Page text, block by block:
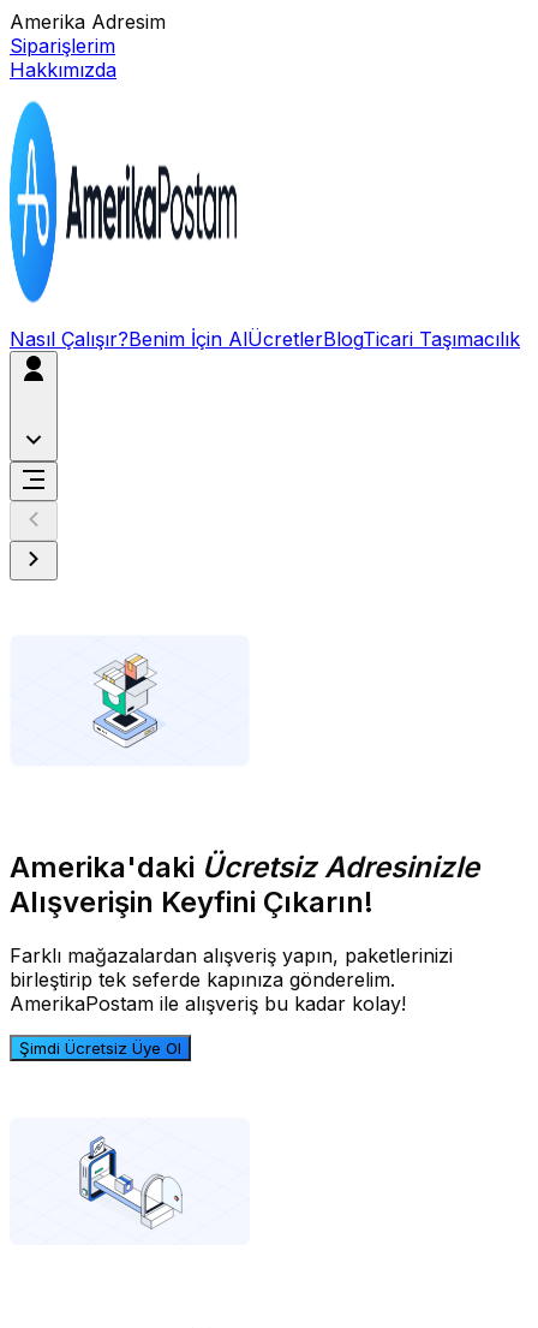
Amerika Adresim
Siparişlerim
Hakkımızda
Nasıl Çalışır?Benim İçin AlÜcretlerBlogTicari Taşımacılık
Amerika'daki Ücretsiz Adresinizle
Alışverişin Keyfini Çıkarın!
Farklı mağazalardan alışveriş yapın, paketlerinizi
birleştirip tek seferde kapınıza gönderelim.
AmerikaPostam ile alışveriş bu kadar kolay!
Şimdi Ücretsiz Üye Ol